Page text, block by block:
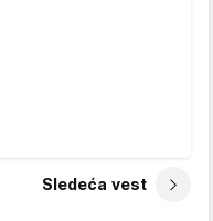
Sledeća vest